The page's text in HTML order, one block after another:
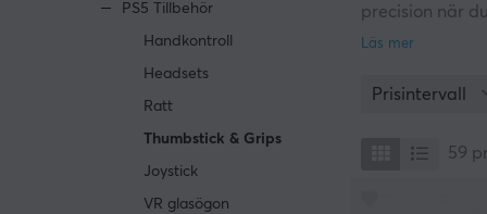
PS5 Tillbehör
Handkontroll
Headsets
Ratt
Thumbstick & Grips
Joystick
VR glasögon
precision när du
Först och
Prisintervall
59